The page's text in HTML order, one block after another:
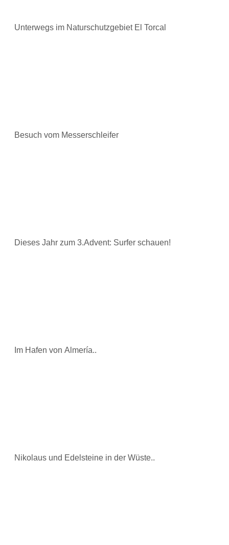
Unterwegs im Naturschutzgebiet El Torcal
Besuch vom Messerschleifer
Dieses Jahr zum 3.Advent: Surfer schauen!
Im Hafen von Almería..
Nikolaus und Edelsteine in der Wüste..